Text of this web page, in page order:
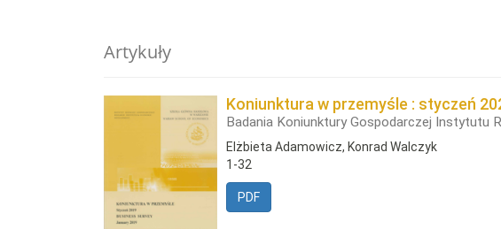
Artykuły
Koniunktura w przemyśle : styczeń
Badania Koniunktury Gospodarczej Instytutu
Elżbieta Adamowicz, Konrad Walczyk
1-32
PDF